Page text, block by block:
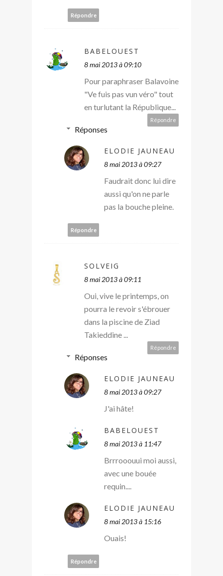
Répondre
BABELOUEST
8 mai 2013 à 09:10
Pour paraphraser Balavoine
"Ve fuis pas vun véro" tout
en turlutant la République...
Répondre
Réponses
ELODIE JAUNEAU
8 mai 2013 à 09:27
Faudrait donc lui dire
aussi qu'on ne parle
pas la bouche pleine.
Répondre
SOLVEIG
8 mai 2013 à 09:11
Oui, vive le printemps, on
pourra le revoir s'ébrouer
dans la piscine de Ziad
Takieddine ...
Répondre
Réponses
ELODIE JAUNEAU
8 mai 2013 à 09:27
J'ai hâte!
BABELOUEST
8 mai 2013 à 11:47
Brrrooouui moi aussi,
avec une bouée
requin....
ELODIE JAUNEAU
8 mai 2013 à 15:16
Ouais!
Répondre